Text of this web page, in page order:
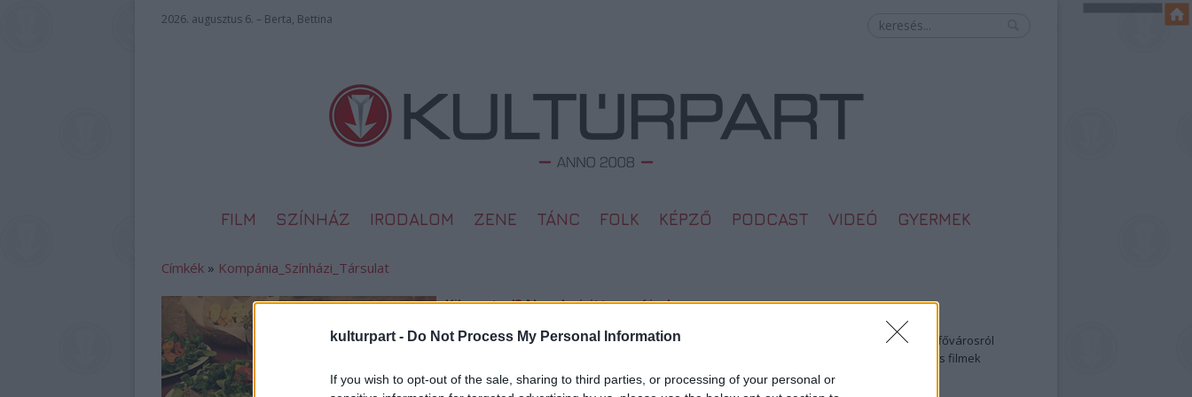
kulturpart - Do Not Process My Personal Information
If you wish to opt-out of the sale, sharing to third parties, or processing of your personal or
2026. augusztus 6. – Berta, Bettina
FILM SZÍNHÁZ IRODALOM ZENE TÁNC FOLK KÉPZŐ PODCAST VIDEÓ GYERMEK
Címkék » Kompánia_Színházi_Társulat
Kihagytad? Nem baj, itt van újra!
November 30-án ismét felragyogtak a mikrofonok a Fonó
interneten újra hallható volt rádióműsorunk, a Kultúrpart
Legolvasottabb
Megdöbbentő fotók a néptelen fővárosról
Top 10: ezek a legjobb szerelmes filmek
A 10 legütősebb drogos film
Megjöttek a meztelen hősnők